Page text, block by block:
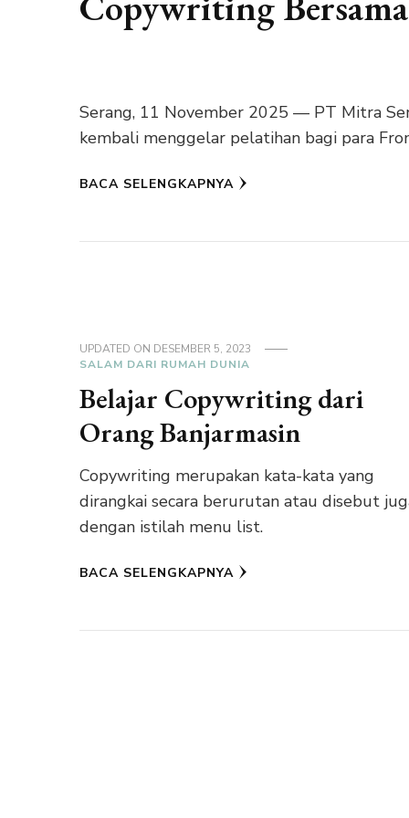
Serang, 11 November 2025 — PT Mitra
kembali menggelar pelatihan bagi para
BACA SELENGKAPNYA
UPDATED ON DESEMBER 5, 2023
SALAM DARI RUMAH DUNIA
Belajar Copywriting dari
Orang Banjarmasin
Copywriting merupakan kata-kata yang
dirangkai secara berurutan atau disebut
dengan istilah menu list.
BACA SELENGKAPNYA